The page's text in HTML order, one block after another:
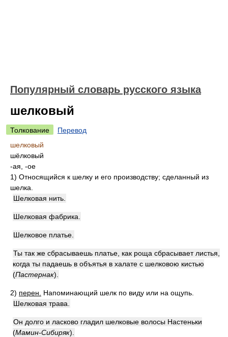
Популярный словарь русского языка
шелковый
Толкование
Перевод
шелковый
шёлковый
-ая, -ое
1) Относящийся к шелку и его производству; сделанный из
шелка.
Шелковая нить.
Шелковая фабрика.
Шелковое платье.
Ты так же сбрасываешь платье, как роща сбрасывает листья,
когда ты падаешь в объятья в халате с шелковою кистью
(Пастернак)
2) перен.
Напоминающий шелк по виду или на ощупь.
Шелковая трава.
Он долго и ласково гладил шелковые волосы Настеньки
(Мамин-Сибиряк)